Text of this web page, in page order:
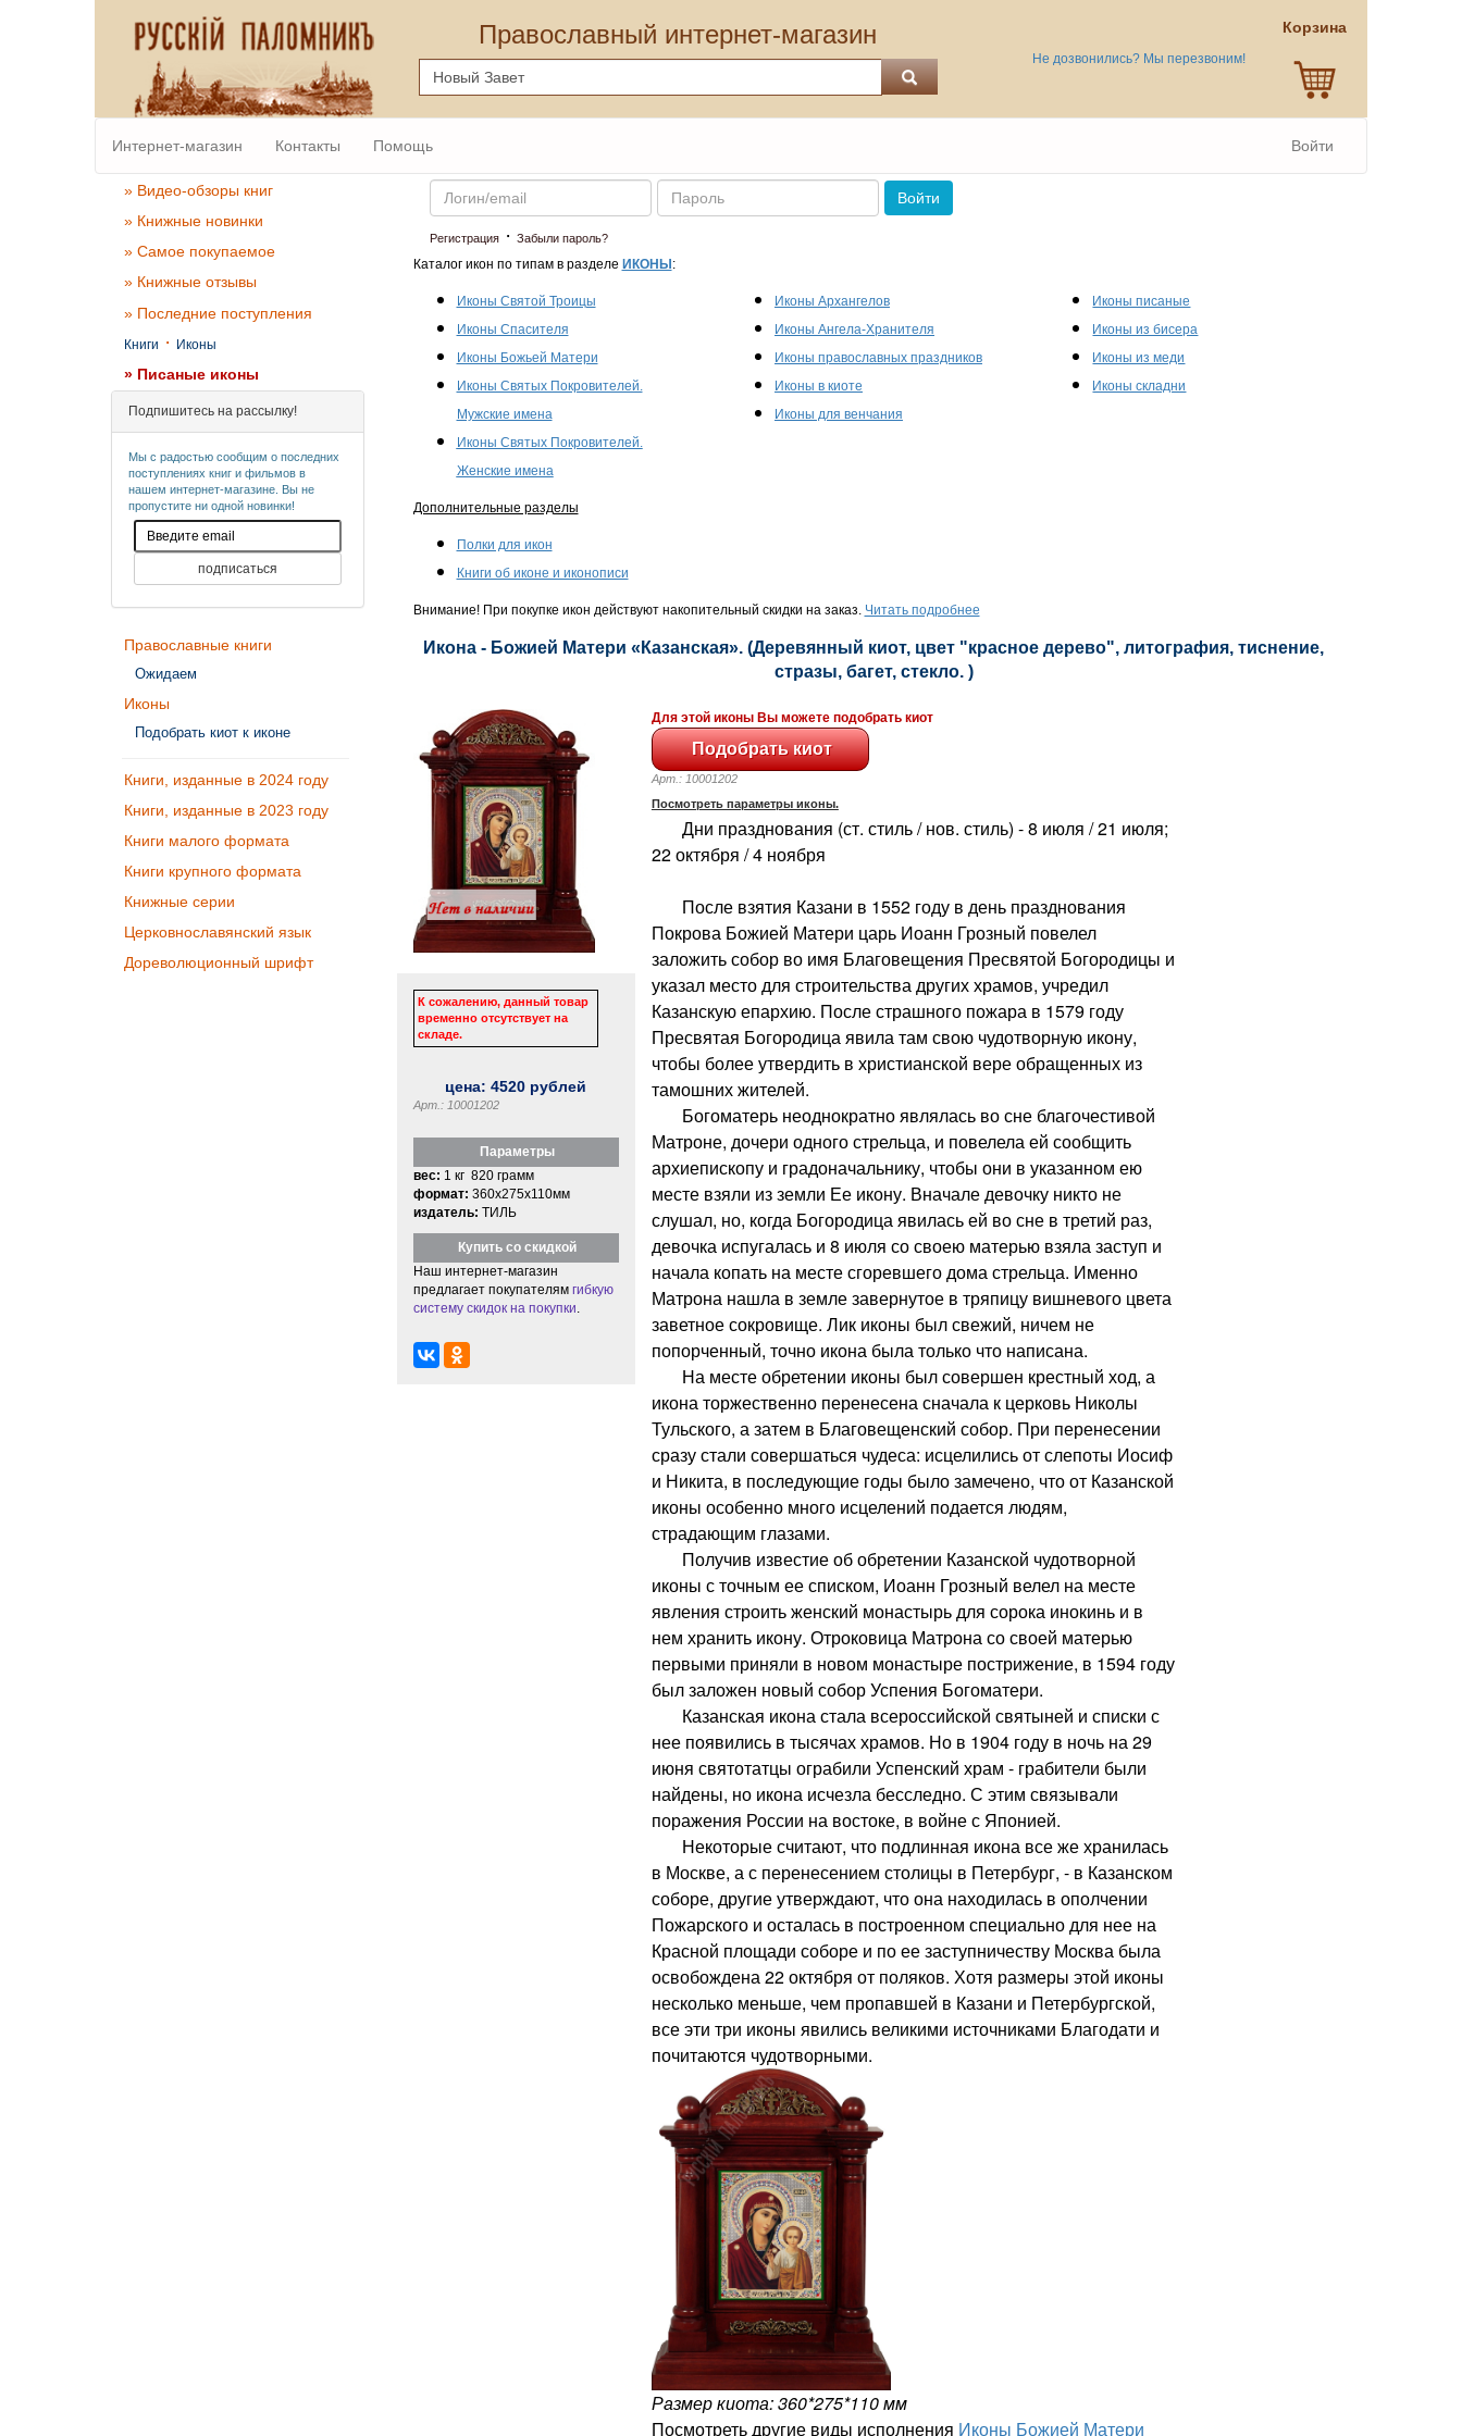
Православный интернет-магазин
Не дозвонились? Мы перезвоним!
Корзина
Интернет-магазин Контакты Помощь Войти
» Видео-обзоры книг
» Книжные новинки
» Самое покупаемое
» Книжные отзывы
» Последние поступления
Книги · Иконы
» Писаные иконы
Подпишитесь на рассылку!
Мы с радостью сообщим о последних
поступлениях книг и фильмов в
нашем интернет-магазине. Вы не
пропустите ни одной новинки!
Православные книги
Ожидаем
Иконы
Подобрать киот к иконе
Книги, изданные в 2024 году
Книги, изданные в 2023 году
Книги малого формата
Книги крупного формата
Книжные серии
Церковнославянский язык
Дореволюционный шрифт
Email Пароль
Войти
Регистрация· Забыли пароль?
Каталог икон по типам в разделе ИКОНЫ :
Иконы Святой Троицы
Иконы Спасителя
Иконы Божьей Матери
Иконы Святых Покровителей.
Мужские имена
Иконы Святых Покровителей.
Женские имена
Иконы Архангелов
Иконы Ангела-Хранителя
Иконы православных праздников
Иконы в киоте
Иконы для венчания
Иконы писаные
Иконы из бисера
Иконы из меди
Иконы складни
Дополнительные разделы
Полки для икон
Книги об иконе и иконописи
Внимание! При покупке икон действуют накопительный скидки на заказ. Читать подробнее
Икона - Божией Матери «Казанская». (Деревянный киот, цвет "красное дерево", литография, тиснение,
стразы, багет, стекло. )
К сожалению, данный товар
временно отсутствует на
складе.
цена:4520 рублей
Арт.: 10001202
Параметры
вес: 1 кг 820 грамм
формат: 360x275x110мм
издатель: ТИЛЬ
Купить со скидкой
Наш интернет-магазин
предлагает покупателям гибкую
систему скидок на покупки
Для этой иконы Вы можете подобрать киот
Арт.: 10001202
Посмотреть параметры иконы.
Дни празднования (ст. стиль / нов. стиль) - 8 июля / 21 июля;
22 октября / 4 ноября
После взятия Казани в 1552 году в день празднования
Покрова Божией Матери царь Иоанн Грозный повелел
заложить собор во имя Благовещения Пресвятой Богородицы и
указал место для строительства других храмов, учредил
Казанскую епархию. После страшного пожара в 1579 году
Пресвятая Богородица явила там свою чудотворную икону,
чтобы более утвердить в христианской вере обращенных из
тамошних жителей.
Богоматерь неоднократно являлась во сне благочестивой
Матроне, дочери одного стрельца, и повелела ей сообщить
архиепископу и градоначальнику, чтобы они в указанном ею
месте взяли из земли Ее икону. Вначале девочку никто не
слушал, но, когда Богородица явилась ей во сне в третий раз,
девочка испугалась и 8 июля со своею матерью взяла заступ и
начала копать на месте сгоревшего дома стрельца. Именно
Матрона нашла в земле завернутое в тряпицу вишневого цвета
заветное сокровище. Лик иконы был свежий, ничем не
попорченный, точно икона была только что написана.
На месте обретении иконы был совершен крестный ход, а
икона торжественно перенесена сначала к церковь Николы
Тульского, а затем в Благовещенский собор. При перенесении
сразу стали совершаться чудеса: исцелились от слепоты Иосиф
и Никита, в последующие годы было замечено, что от Казанской
иконы особенно много исцелений подается людям,
страдающим глазами.
Получив известие об обретении Казанской чудотворной
иконы с точным ее списком, Иоанн Грозный велел на месте
явления строить женский монастырь для сорока инокинь и в
нем хранить икону. Отроковица Матрона со своей матерью
первыми приняли в новом монастыре пострижение, в 1594 году
был заложен новый собор Успения Богоматери.
Казанская икона стала всероссийской святыней и списки с
нее появились в тысячах храмов. Но в 1904 году в ночь на 29
июня святотатцы ограбили Успенский храм - грабители были
найдены, но икона исчезла бесследно. С этим связывали
поражения России на востоке, в войне с Японией.
Некоторые считают, что подлинная икона все же хранилась
в Москве, а с перенесением столицы в Петербург, - в Казанском
соборе, другие утверждают, что она находилась в ополчении
Пожарского и осталась в построенном специально для нее на
Красной площади соборе и по ее заступничеству Москва была
освобождена 22 октября от поляков. Хотя размеры этой иконы
несколько меньше, чем пропавшей в Казани и Петербургской,
все эти три иконы явились великими источниками Благодати и
почитаются чудотворными.
Размер киота: 360*275*110 мм
Посмотреть другие виды исполнения Иконы Божией Матери